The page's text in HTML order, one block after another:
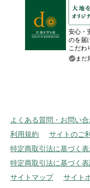
安心・
のを届
こだわ
まだ
よくある質問・お問い
利用規約
サイトのご
特定商取引法に基づく
特定商取引法に基づく
サイトマップ
サイト